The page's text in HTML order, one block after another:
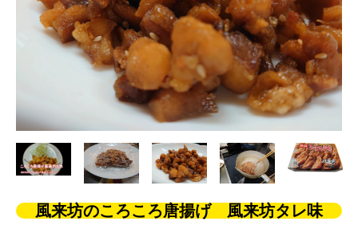
風来坊のころころ唐揚げ 風来坊タレ味